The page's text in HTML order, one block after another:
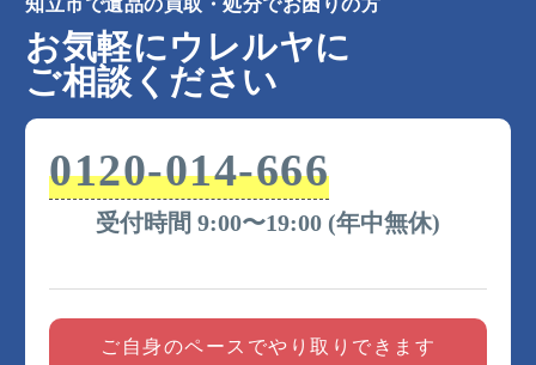
お気軽にウレルヤに
ご相談ください
0120-014-666
受付時間 9:00〜19:00 (年中無休)
ご自身のペースでやり取りできます